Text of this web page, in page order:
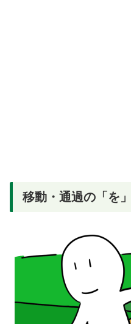
移動・通過の「を」